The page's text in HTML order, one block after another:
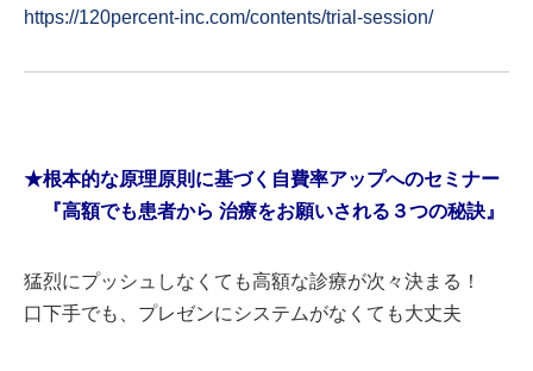
https://120percent-inc.com/contents/trial-session/
★根本的な原理原則に基づく自費率アップへのセミナー
『高額でも患者から 治療をお願いされる３つの秘訣』
猛烈にプッシュしなくても高額な診療が次々決まる！
口下手でも、プレゼンにシステムがなくても大丈夫